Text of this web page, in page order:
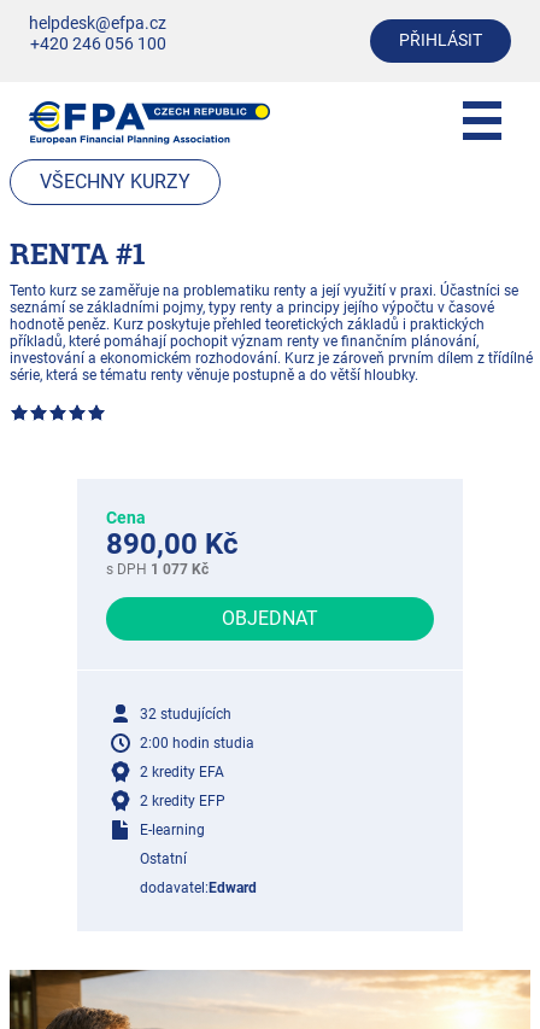
helpdesk@efpa.cz
+420 246 056 100
PŘIHLÁSIT
VŠECHNY KURZY
RENTA #1
Tento kurz se zaměřuje na problematiku renty a její využití v praxi. Účastníci se
seznámí se základními pojmy, typy renty a principy jejího výpočtu v časové
hodnotě peněz. Kurz poskytuje přehled teoretických základů i praktických
příkladů, které pomáhají pochopit význam renty ve finančním plánování,
investování a ekonomickém rozhodování. Kurz je zároveň prvním dílem z třídílné
série, která se tématu renty věnuje postupně a do větší hloubky.
Cena
890,00 Kč
s DPH 1 077 Kč
OBJEDNAT
32 studujících
2:00 hodin studia
2 kredity EFA
2 kredity EFP
E-learning
Ostatní
dodavatel: Edward